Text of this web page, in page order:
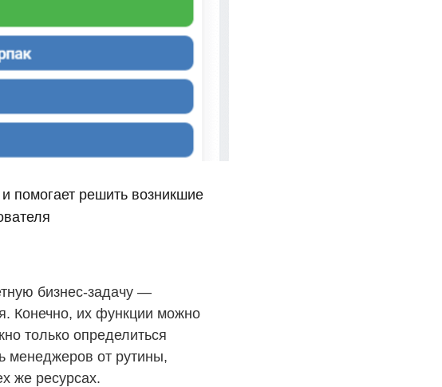
помогает решить возникшие
бизнес-задачу —
Конечно, их функции можно
только определиться
менеджеров от рутины,
же ресурсах.